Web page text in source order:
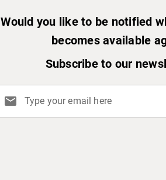
Would you like to be notified
becomes available
Subscribe to our
mail Type your email here